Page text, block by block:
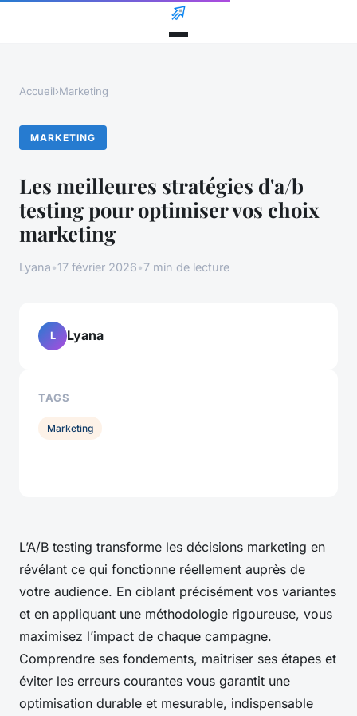
Accueil›Marketing
MARKETING
Les meilleures stratégies d'a/b
testing pour optimiser vos choix
marketing
Lyana•17 février 2026•7 min de lecture
L’A/B testing transforme les décisions marketing en
révélant ce qui fonctionne réellement auprès de
votre audience. En ciblant précisément vos variantes
et en appliquant une méthodologie rigoureuse, vous
maximisez l’impact de chaque campagne.
Comprendre ses fondements, maîtriser ses étapes et
éviter les erreurs courantes vous garantit une
optimisation durable et mesurable, indispensable
L Lyana
TAGS
Marketing